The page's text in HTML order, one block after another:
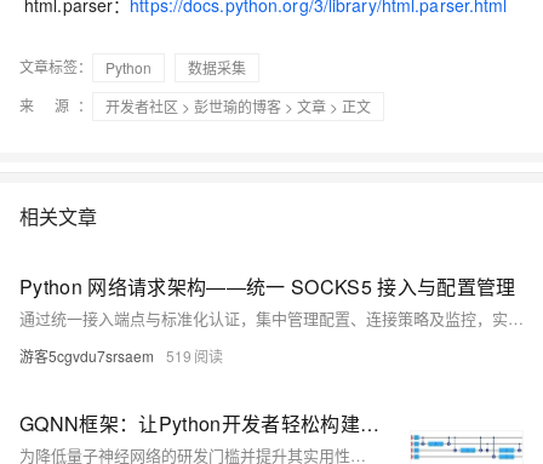
html.parser： https://docs.python.org/3/library/html.parser.html
文章标签： Python
数据采集
来 源：
开发者社区 > 彭世瑜的博客 > 文章 > 正文
相关文章
Python 网络请求架构——统一 SOCKS5 接入与配置管理
通过统一接入端点与标准化认证，集中管理配置、连接策略及监控，实现跨技术栈的一致性网络出口，提升系统稳定性、可维护性与可观测性。
游客5cgvdu7srsaem 519
GQNN框架：让Python开发者轻松构建量子神经网络
为降低量子神经网络的研发门槛并提升其实用性，本文介绍一个名为GQNN（Generalized Quantum Neural Network）的Python开发框架。